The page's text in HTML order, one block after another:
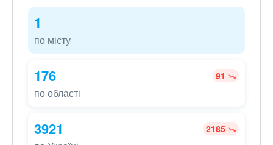
1
по місту
176 91
по області
3921 2185